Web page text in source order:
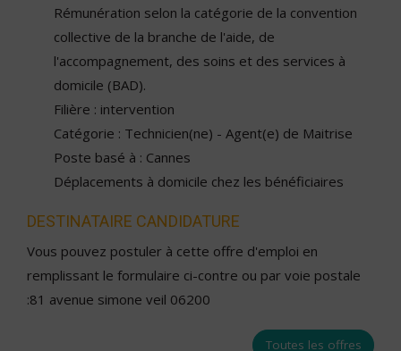
Rémunération selon la catégorie de la convention
collective de la branche de l'aide, de
l'accompagnement, des soins et des services à
domicile (BAD).
Filière : intervention
Catégorie : Technicien(ne) - Agent(e) de Maitrise
Poste basé à : Cannes
Déplacements à domicile chez les bénéficiaires
DESTINATAIRE CANDIDATURE
Vous pouvez postuler à cette offre d'emploi en
remplissant le formulaire ci-contre ou par voie postale
:81 avenue simone veil 06200
Toutes les offres